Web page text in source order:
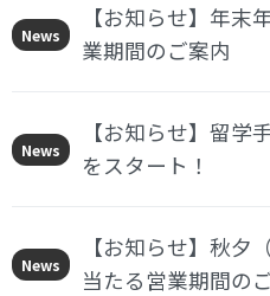
News
【お知らせ】年末
業期間のご案内
News
【お知らせ】留学
をスタート！
News
【お知らせ】秋夕
当たる営業期間の